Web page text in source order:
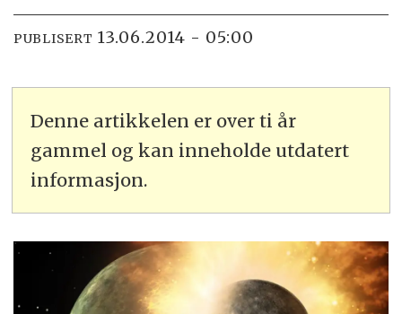
PUBLISERT 13.06.2014 - 05:00
Denne artikkelen er over ti år
gammel og kan inneholde utdatert
informasjon.